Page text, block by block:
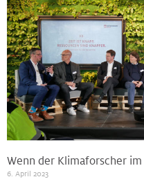
Wenn der Klimaforscher
6. April 2023